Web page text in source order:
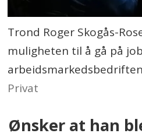
Trond Roger Skogås-
muligheten til å gå på
Privat
Ønsker at han